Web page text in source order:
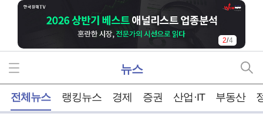
2/4
뉴스
전체뉴스 랭킹뉴스 경제 증권 산업·IT 부동산